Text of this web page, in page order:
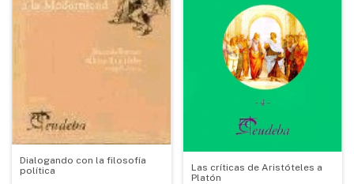
Dialogando con la filosofía
política
Las críticas de Aristóteles a
Platón